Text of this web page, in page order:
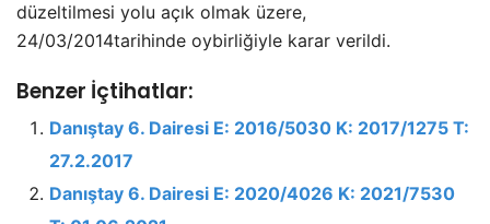
düzeltilmesi yolu açık olmak üzere,
24/03/2014tarihinde oybirliğiyle karar verildi.
Benzer İçtihatlar:
Danıştay 6. Dairesi E: 2016/5030 K: 2017/1275 T:
27.2.2017
Danıştay 6. Dairesi E: 2020/4026 K: 2021/7530